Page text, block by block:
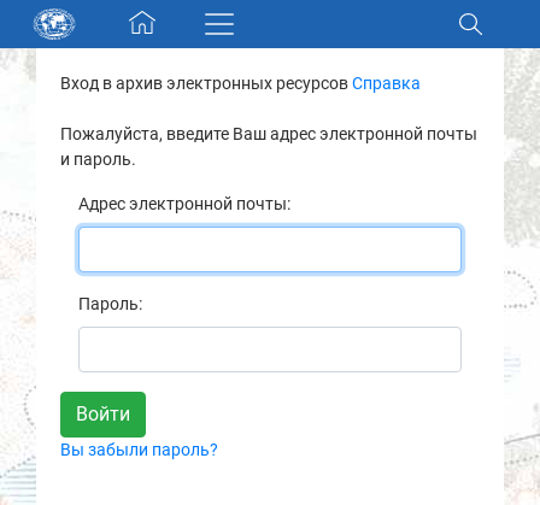
Skip navigation
Разделы и коллекции
Электронный каталог
Новости
О нас
Контакты
Партнеры
Вход в архив электронных ресурсовСправка
Пожалуйста, введите Ваш адрес электронной почты
и пароль.
Адрес электронной почты:
Пароль:
Вы забыли пароль?